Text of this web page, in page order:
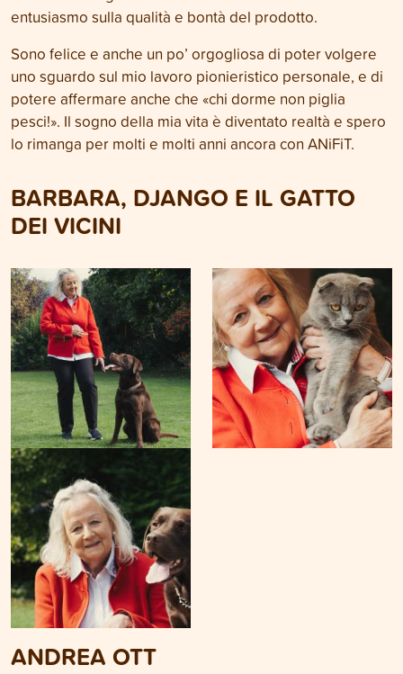
entusiasmo sulla qualità e bontà del prodotto.
Sono felice e anche un po’ orgogliosa di poter volgere
uno sguardo sul mio lavoro pionieristico personale, e di
potere affermare anche che «chi dorme non piglia
pesci!». Il sogno della mia vita è diventato realtà e spero
lo rimanga per molti e molti anni ancora con ANiFiT.
BARBARA, DJANGO E IL GATTO
DEI VICINI
ANDREA OTT